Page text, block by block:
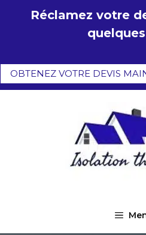
Réclamez votre
OBTENEZ VOTRE DEVIS